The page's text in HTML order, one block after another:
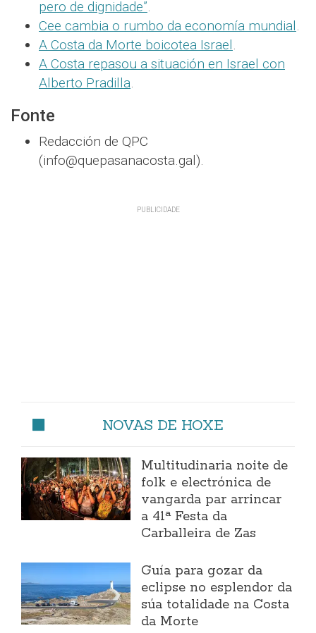
pero de dignidade”.
Cee cambia o rumbo da economía mundial.
A Costa da Morte boicotea Israel.
A Costa repasou a situación en Israel con
Alberto Pradilla.
Fonte
Redacción de QPC
(info@quepasanacosta.gal).
NOVAS DE HOXE
Multitudinaria noite de
folk e electrónica de
vangarda par arrincar
a 41ª Festa da
Carballeira de Zas
Guía para gozar da
eclipse no esplendor da
súa totalidade na Costa
da Morte